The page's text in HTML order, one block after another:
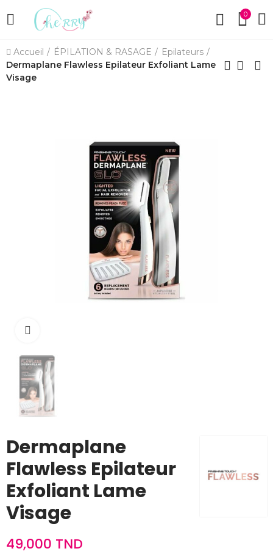
0
Accueil ÉPILATION & RASAGE
Epilateurs
Dermaplane Flawless Epilateur Exfoliant Lame
Visage
Dermaplane
Flawless Epilateur
Exfoliant Lame
Visage
49,000 TND